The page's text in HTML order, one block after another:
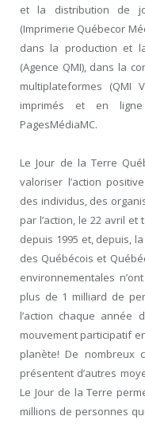
et la distribution de
(Imprimerie Québecor
dans la production et
(Agence QMI), dans la
multiplateformes (QMI
imprimés et en
PagesMédiaMC.
Le Jour de la Terre
valoriser l’action
des individus, des
par l’action, le 22 avril
depuis 1995 et, depuis,
des Québécois et
environnementales
plus de 1 milliard de
l’action chaque
mouvement participatif
planète! De nombreux
présentent d’autres
Le Jour de la Terre
millions de personnes